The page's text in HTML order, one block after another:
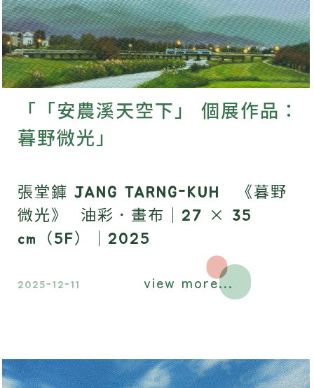
「「安農溪天空下」 個展作品：
暮野微光」
張堂龲 JANG TARNG-KUH 《暮野
微光》 油彩．畫布｜27 × 35
cm（5F）｜2025
2025-12-11 view more...